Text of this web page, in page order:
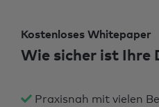
Kostenloses Whitepaper
Wie sicher ist Ihre
Praxisnah mit vielen